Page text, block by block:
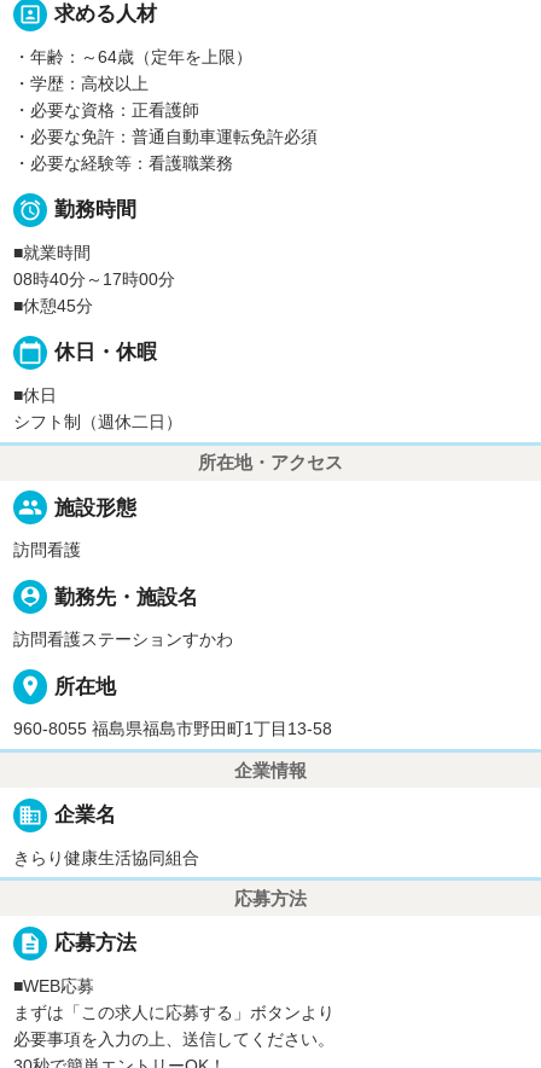
portrait 求める人材
・年齢：～64歳（定年を上限）
・学歴：高校以上
・必要な資格：正看護師
・必要な免許：普通自動車運転免許必須
・必要な経験等：看護職業務
 勤務時間
■就業時間
08時40分～17時00分
■休憩45分
calendar_today 休日・休暇
■休日
シフト制（週休二日）
所在地・アクセス
people 施設形態
訪問看護
person_pin 勤務先・施設名
訪問看護ステーションすかわ
place 所在地
960-8055 福島県福島市野田町1丁目13-58
企業情報
business 企業名
きらり健康生活協同組合
応募方法
description 応募方法
■WEB応募
まずは「この求人に応募する」ボタンより
必要事項を入力の上、送信してください。